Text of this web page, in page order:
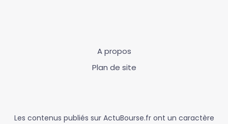
A propos
Plan de site
Les contenus publiés sur ActuBourse.fr ont un caractère